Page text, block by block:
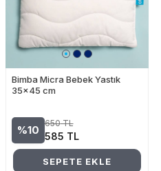
Bimba Micra Bebek Yastık
35x45 cm
%10
650TL
585 TL
SEPETE EKLE